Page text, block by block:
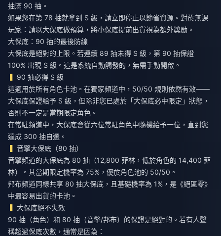
抽滿 90 抽。
如果您在第 78 抽就拿到 S 級，請立即停止以節省資源。對於無課
玩家：請以大保底做預算，將小保底提前出貨視為額外獎勵。
大保底：90 抽的最後防線
大保底是絕對的上限。若連續 89 抽未得 S 級，第 90 抽保證
100% 出現 S 級。這是系統自動觸發的，無需手動開啟。
90 抽必得 S 級
這適用於所有角色卡池。在獨家頻道中，50/50 規則依然有效——
大保底保證給予 S 級，但除非您已處於「大保底必中限定」狀態，
否則不一定是當期限定角色。
在常駐頻道中，大保底會從六位常駐角色中隨機給予一位，直到您
達成 300 抽自選。
音擎大保底（80 抽）
音擎頻道的大保底為 80 抽（12,800 菲林，低於角色的 14,400 菲
林）。其當期限定機率為 75%，優於角色池的 50/50。
邦布頻道同樣共享 80 抽大保底，且基礎機率為 1%，是《絕區零》
中最容易出貨的卡池。
大保底絕不失效
90 抽（角色）和 80 抽（音擎/邦布）的保證是絕對的。若有人聲
稱超過保底次數，通常是因為：